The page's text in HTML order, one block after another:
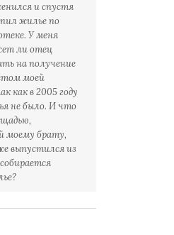
и спустя
жилье по
У меня
ли отец
на получение
моей
как в 2005 году
не было. И что
моему брату,
выпустился из